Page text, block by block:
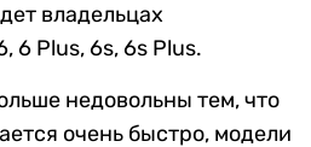
владельцах
6 Plus, 6s, 6s Plus.
недовольны тем, что
очень быстро, модели